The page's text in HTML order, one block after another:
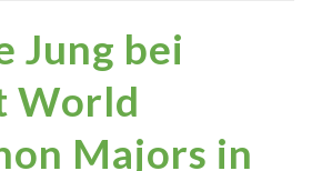
Jung bei
World
Majors in